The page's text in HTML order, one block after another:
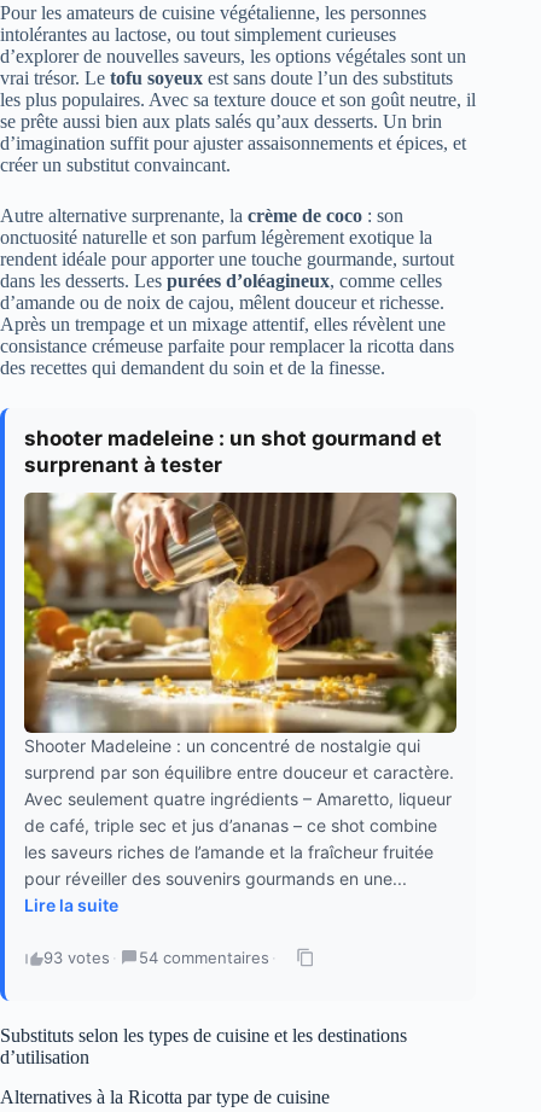
Pour les amateurs de cuisine végétalienne, les personnes
intolérantes au lactose, ou tout simplement curieuses
d’explorer de nouvelles saveurs, les options végétales sont un
vrai trésor. Le tofu soyeux est sans doute l’un des substituts
les plus populaires. Avec sa texture douce et son goût neutre, il
se prête aussi bien aux plats salés qu’aux desserts. Un brin
d’imagination suffit pour ajuster assaisonnements et épices, et
créer un substitut convaincant.
Autre alternative surprenante, la crème de coco : son
onctuosité naturelle et son parfum légèrement exotique la
rendent idéale pour apporter une touche gourmande, surtout
dans les desserts. Les purées d’oléagineux, comme celles
d’amande ou de noix de cajou, mêlent douceur et richesse.
Après un trempage et un mixage attentif, elles révèlent une
consistance crémeuse parfaite pour remplacer la ricotta dans
des recettes qui demandent du soin et de la finesse.
shooter madeleine : un shot gourmand et
surprenant à tester
Shooter Madeleine : un concentré de nostalgie qui
surprend par son équilibre entre douceur et caractère.
Avec seulement quatre ingrédients – Amaretto, liqueur
de café, triple sec et jus d’ananas – ce shot combine
les saveurs riches de l’amande et la fraîcheur fruitée
pour réveiller des souvenirs gourmands en une...
Lire la suite
93 votes · 54 commentaires ·
Substituts selon les types de cuisine et les destinations
d’utilisation
Alternatives à la Ricotta par type de cuisine